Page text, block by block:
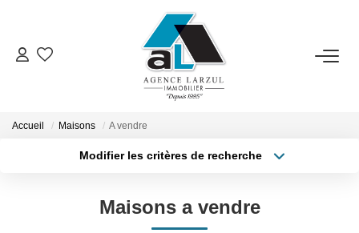
VENTES
LOCATIONS
ESTIMATION
Accueil Maisons A vendre
Modifier les critères de recherche
Maisons a vendre